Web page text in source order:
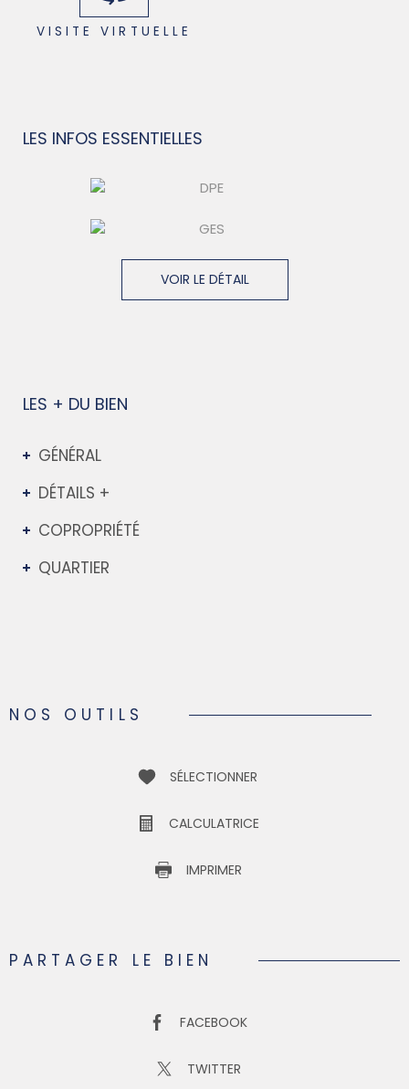
VISITE VIRTUELLE
LES INFOS ESSENTIELLES
VOIR LE DÉTAIL
LES + DU BIEN
GÉNÉRAL
DÉTAILS +
COPROPRIÉTÉ
QUARTIER
NOS OUTILS
SÉLECTIONNER
CALCULATRICE
IMPRIMER
PARTAGER LE BIEN
FACEBOOK
TWITTER